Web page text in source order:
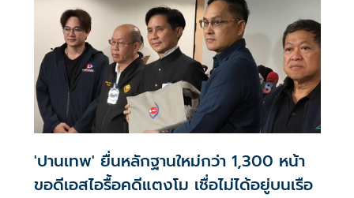
'ปานเทพ' ยื่นหลักฐานใหม่กว่า 1,300 หน้า
ขอดีเอสไอรื้อคดีแตงโม เชื่อไม่ได้อยู่บนเรือ